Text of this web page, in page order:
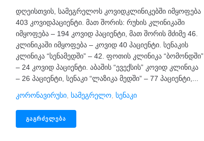
დღეისთვის, სამეგრელოს კოვიდკლინიკებში იმყოფება
403 კოვიდპაციენტი. მათ შორის: რუხის კლინიკაში
იმყოფება – 194 კოვიდ პაციენტი, მათ შორის მძიმე 46.
კლინიკაში იმყოფება – კოვიდ 40 პაციენტი. სენაკის
კლინიკა “სენამედში” – 42. ფოთის კლინიკა “ბომონდში”
– 24 კოვიდ პაციენტი. აბაშის “ევექსის” კოვიდ კლინიკა
– 26 პაციენტი, სენაკი “ლაზიკა მედში” – 77 პაციენტი,...
Კორონავირუსი Სამეგრელო Სენაკი
ᲒᲐᲒᲠᲫᲔᲚᲔᲑᲐ